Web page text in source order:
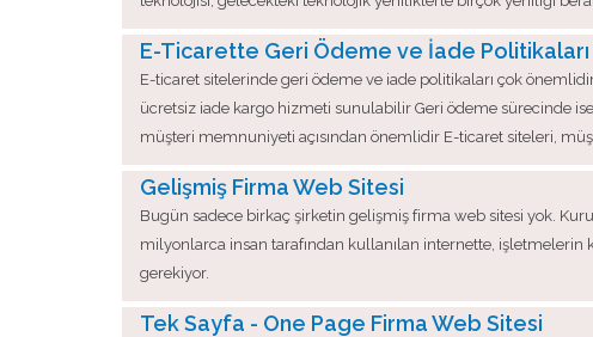
E-Ticarette Geri Ödeme ve İade Politikaları
E-ticaret sitelerinde geri ödeme ve iade politikaları çok
ücretsiz iade kargo hizmeti sunulabilir Geri ödeme sürecinde
müşteri memnuniyeti açısından önemlidir E-ticaret siteleri,
Gelişmiş Firma Web Sitesi
Bugün sadece birkaç şirketin gelişmiş firma web sitesi yok.
milyonlarca insan tarafından kullanılan internette,
gerekiyor.
Tek Sayfa - One Page Firma Web Sitesi